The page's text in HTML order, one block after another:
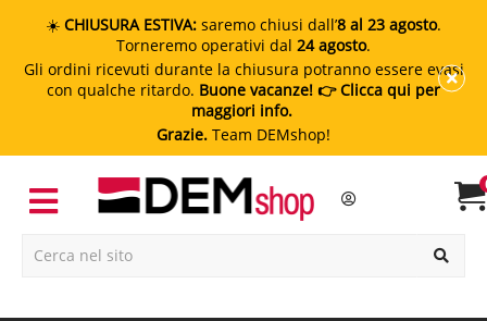
☀️ CHIUSURA ESTIVA: saremo chiusi dall’8 al 23 agosto.
Torneremo operativi dal 24 agosto.
Gli ordini ricevuti durante la chiusura potranno essere evasi
con qualche ritardo. Buone vacanze! 👉 Clicca qui per
maggiori info.
Grazie. Team DEMshop!